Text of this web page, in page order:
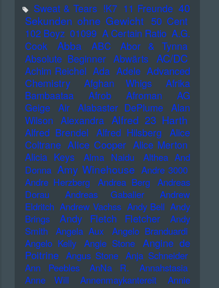
Sweat & Tears !K7 11 Freunde 40
Sekunden ohne Gewicht 50 Cent
102 Boyz 01099 A Certain Ratio A.G.
Cook
Abba ABC
Abor & Tynna
Absolute Beginner Abwärts AC/DC
Achim Reichel Ada Adele Advanced
Chemistry
Afghan Whigs
Afrika
Bambaataa
Afrob Afroman
AG
Geige
Air Alabaster DePlume
Alan
Wilson Alexandra Alfred 23 Harth
Alfred Brendel Alfred Hilsberg
Alice
Coltrane Alice Cooper Alice Merton
Alicia Keys
Alma Naidu
Althea And
Donna Amy Winehouse Andre 3000
Andre Herzberg
Andrea Berg
Andreas
Dorau
Andreas Gabalier
Andrew
Eldritch Andrew Vachss Andy Bell Andy
Brings
Andy Fletch Fletcher
Andy
Smith
Angela Aux
Angelo Branduardi
Angelo Kelly
Angie Stone
Angine de
Poitrine Angus Stone Anja Schneider
Ann Peebles
AnNa R.
Annahstasia
Anne Will
Annenmaykantereit
Annie